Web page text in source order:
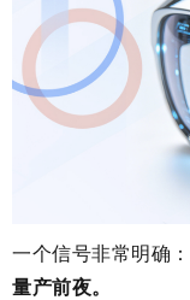
一个信号非常明确：
量产前夜。